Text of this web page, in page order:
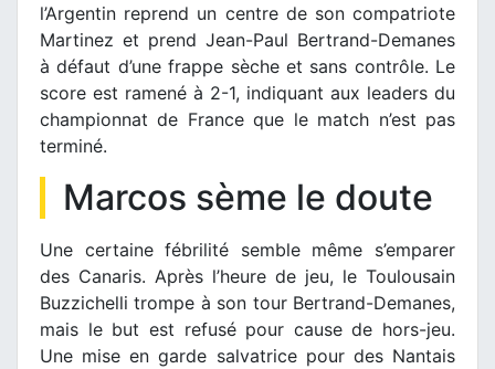
l’Argentin reprend un centre de son compatriote
Martinez et prend Jean-Paul Bertrand-Demanes
à défaut d’une frappe sèche et sans contrôle. Le
score est ramené à 2-1, indiquant aux leaders du
championnat de France que le match n’est pas
terminé.
Marcos sème le doute
Une certaine fébrilité semble même s’emparer
des Canaris. Après l’heure de jeu, le Toulousain
Buzzichelli trompe à son tour Bertrand-Demanes,
mais le but est refusé pour cause de hors-jeu.
Une mise en garde salvatrice pour des Nantais